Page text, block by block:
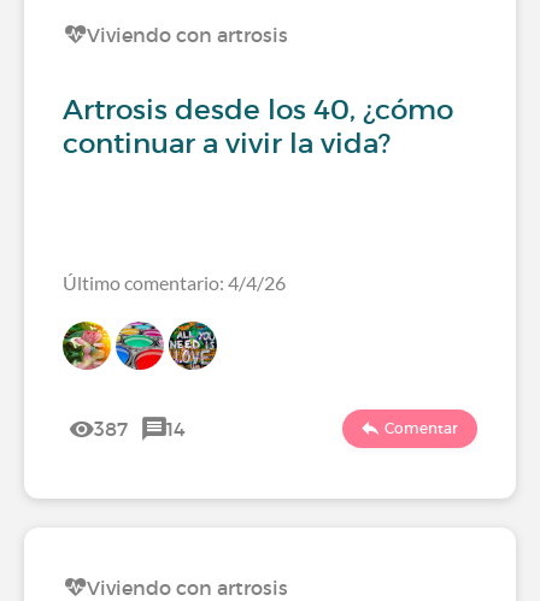
Viviendo con artrosis
Artrosis desde los 40, ¿cómo
continuar a vivir la vida?
Último comentario: 4/4/26
387 14 Comentar
Viviendo con artrosis